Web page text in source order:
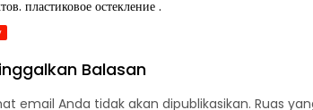
пластиковое остекление .
Balasan
email Anda tidak akan dipublikasikan. Ruas